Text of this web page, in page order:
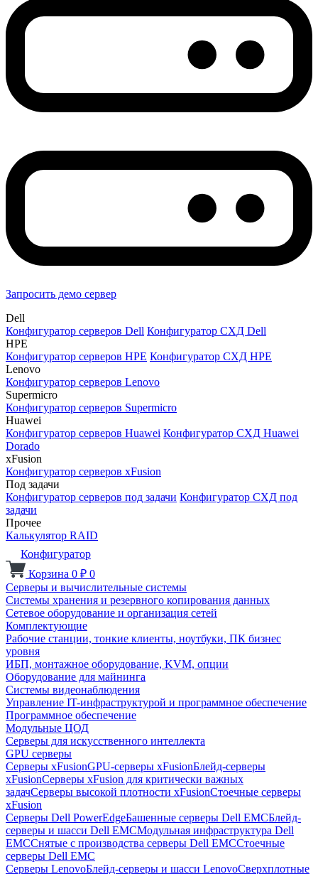
Запросить демо сервер
Dell
Конфигуратор серверов Dell Конфигуратор СХД Dell
HPE
Конфигуратор серверов HPE Конфигуратор СХД HPE
Lenovo
Конфигуратор серверов Lenovo
Supermicro
Конфигуратор серверов Supermicro
Huawei
Конфигуратор серверов Huawei Конфигуратор СХД Huawei
Dorado
xFusion
Конфигуратор серверов xFusion
Под задачи
Конфигуратор серверов под задачи Конфигуратор СХД под
задачи
Прочее
Калькулятор RAID
Конфигуратор
Корзина 0 ₽ 0
Серверы и вычислительные системы
Системы хранения и резервного копирования данных
Сетевое оборудование и организация сетей
Комплектующие
Рабочие станции, тонкие клиенты, ноутбуки, ПК бизнес
уровня
ИБП, монтажное оборудование, KVM, опции
Оборудование для майнинга
Системы видеонаблюдения
Управление IT-инфраструктурой и программное обеспечение
Программное обеспечение
Модульные ЦОД
Серверы для искусственного интеллекта
GPU серверы
Серверы xFusionGPU-серверы xFusionБлейд-серверы
xFusionСерверы xFusion для критически важных
задачСерверы высокой плотности xFusionСтоечные серверы
xFusion
Серверы Dell PowerEdgeБашенные серверы Dell EMCБлейд-
серверы и шасси Dell EMCМодульная инфраструктура Dell
EMCСнятые с производства серверы Dell EMCСтоечные
серверы Dell EMC
Серверы LenovoБлейд-серверы и шасси LenovoСверхплотные